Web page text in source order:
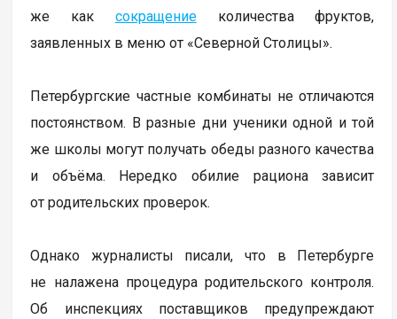
же как сокращениеколичества фруктов,
заявленных в меню от «Северной Столицы».
Петербургские частные комбинаты не отличаются
постоянством. В разные дни ученики одной и той
же школы могут получать обеды разного качества
и объёма. Нередко обилие рациона зависит
от родительских проверок.
Однако журналисты писали, что в Петербурге
не налажена процедура родительского контроля.
Об инспекциях поставщиков предупреждают